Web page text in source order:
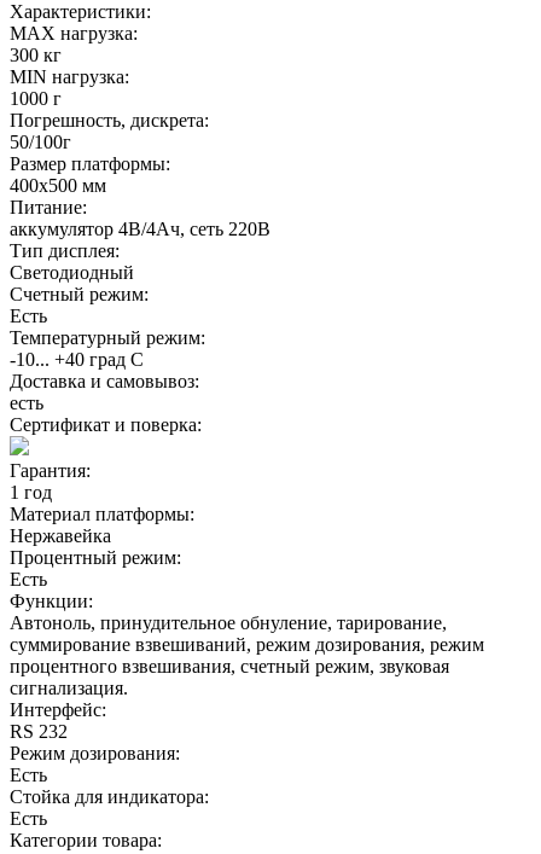
Характеристики:
MAX нагрузка:
300 кг
MIN нагрузка:
1000 г
Погрешность, дискрета:
50/100г
Размер платформы:
400х500 мм
Питание:
аккумулятор 4В/4Ач, сеть 220В
Тип дисплея:
Светодиодный
Счетный режим:
Есть
Температурный режим:
-10... +40 град С
Доставка и самовывоз:
есть
Сертификат и поверка:
Гарантия:
1 год
Материал платформы:
Нержавейка
Процентный режим:
Есть
Функции:
Автоноль, принудительное обнуление, тарирование,
суммирование взвешиваний, режим дозирования, режим
процентного взвешивания, счетный режим, звуковая
сигнализация.
Интерфейс:
RS 232
Режим дозирования:
Есть
Стойка для индикатора:
Есть
Категории товара: